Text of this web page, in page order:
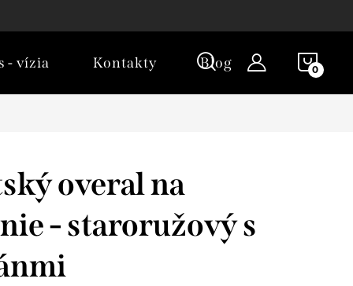
- vízia Kontakty Blog
overal na
- staroružový s